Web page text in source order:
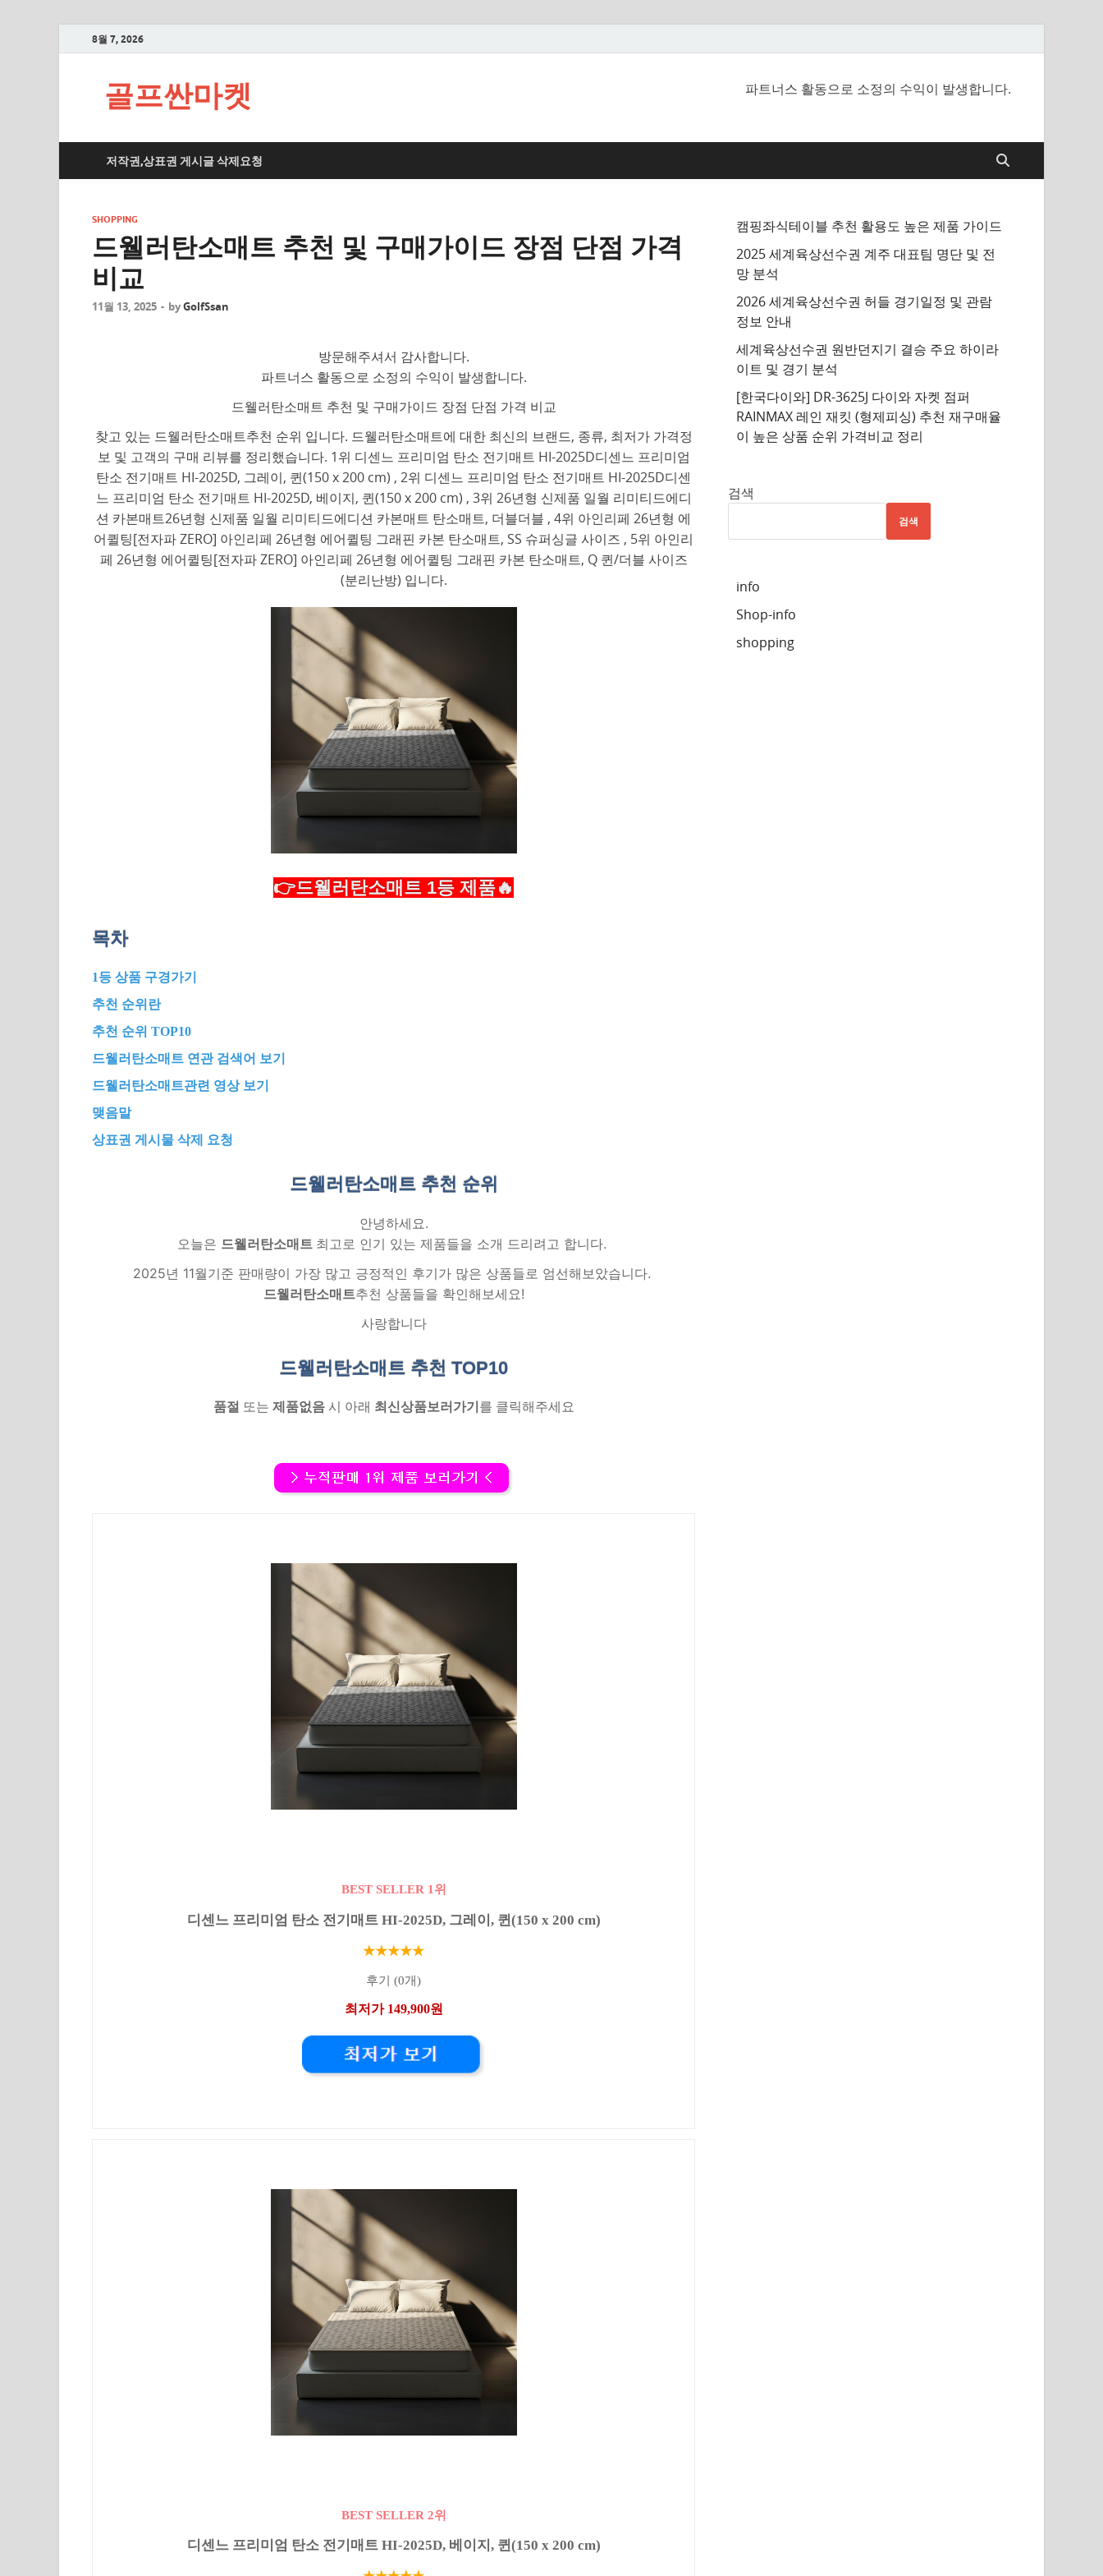
8월 7, 2026
골프싼마켓 파트너스 활동으로 소정의 수익이 발생합니다.
저작권,상표권 게시글 삭제요청
SHOPPING
드웰러탄소매트 추천 및 구매가이드 장점 단점 가격
비교
11월 13, 2025 - byGolfSsan
방문해주셔서 감사합니다.
파트너스 활동으로 소정의 수익이 발생합니다.
드웰러탄소매트 추천 및 구매가이드 장점 단점 가격 비교
찾고 있는 드웰러탄소매트추천 순위 입니다. 드웰러탄소매트에 대한 최신의 브랜드, 종류, 최저가 가격정
보 및 고객의 구매 리뷰를 정리했습니다. 1위 디센느 프리미엄 탄소 전기매트 HI-2025D디센느 프리미엄
탄소 전기매트 HI-2025D, 그레이, 퀸(150 x 200 cm) , 2위 디센느 프리미엄 탄소 전기매트 HI-2025D디센
느 프리미엄 탄소 전기매트 HI-2025D, 베이지, 퀸(150 x 200 cm) , 3위 26년형 신제품 일월 리미티드에디
션 카본매트26년형 신제품 일월 리미티드에디션 카본매트 탄소매트, 더블더블 , 4위 아인리페 26년형 에
어퀼팅[전자파 ZERO] 아인리페 26년형 에어퀼팅 그래핀 카본 탄소매트, SS 슈퍼싱글 사이즈 , 5위 아인리
페 26년형 에어퀼팅[전자파 ZERO] 아인리페 26년형 에어퀼팅 그래핀 카본 탄소매트, Q 퀸/더블 사이즈
(분리난방) 입니다.
👉드웰러탄소매트 1등 제품🔥
목차
1등 상품 구경가기
추천 순위란
추천 순위 TOP10
드웰러탄소매트 연관 검색어 보기
드웰러탄소매트관련 영상 보기
맺음말
상표권 게시물 삭제 요청
드웰러탄소매트 추천 순위
안녕하세요.
오늘은 드웰러탄소매트 최고로 인기 있는 제품들을 소개 드리려고 합니다.
2025년 11월기준 판매량이 가장 많고 긍정적인 후기가 많은 상품들로 엄선해보았습니다.
드웰러탄소매트추천 상품들을 확인해보세요!
사랑합니다
드웰러탄소매트 추천 TOP10
품절 또는 제품없음시 아래 최신상품보러가기 를 클릭해주세요
BEST SELLER 1위
디센느 프리미엄 탄소 전기매트 HI-2025D, 그레이, 퀸(150 x 200 cm)
★★★★★
후기 (0개)
최저가 149,900원
BEST SELLER 2위
디센느 프리미엄 탄소 전기매트 HI-2025D, 베이지, 퀸(150 x 200 cm)
캠핑좌식테이블 추천 활용도 높은 제품 가이드
2025 세계육상선수권 계주 대표팀 명단 및 전
망 분석
2026 세계육상선수권 허들 경기일정 및 관람
정보 안내
세계육상선수권 원반던지기 결승 주요 하이라
이트 및 경기 분석
[한국다이와] DR-3625J 다이와 자켓 점퍼
RAINMAX 레인 재킷 (형제피싱) 추천 재구매율
이 높은 상품 순위 가격비교 정리
검색
검색
info
Shop-info
shopping